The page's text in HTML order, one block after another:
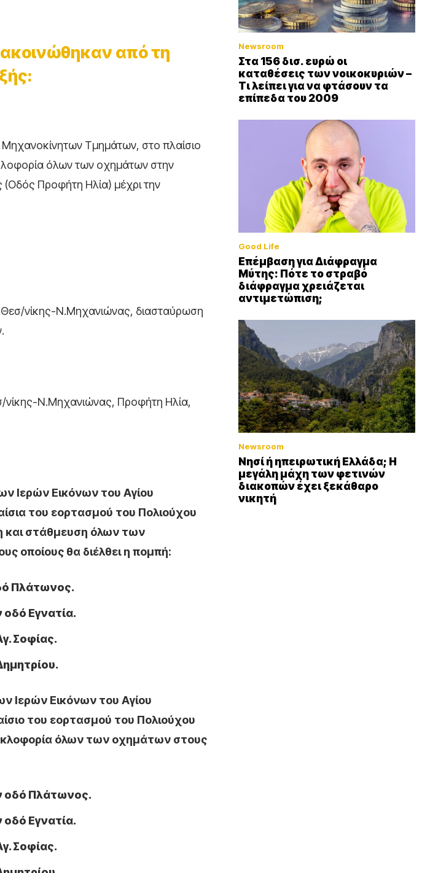
από τη
Μηχανοκίνητων Τμημάτων, στο πλαίσιο
όλων των οχημάτων στην
Προφήτη Ηλία) μέχρι την
νίκης-Ν.Μηχανιώνας, διασταύρωση
Ν.Μηχανιώνας, Προφήτη Ηλία,
Ιερών Εικόνων του Αγίου
του εορτασμού του Πολιούχου
και στάθμευση όλων των
οποίους θα διέλθει η πομπή:
Πλάτωνος.
οδό Εγνατία.
Σοφίας.
Ιερών Εικόνων του Αγίου
του εορτασμού του Πολιούχου
όλων των οχημάτων στους
οδό Πλάτωνος.
οδό Εγνατία.
Σοφίας.
Newsroom
Στα 156 δισ. ευρώ οι
καταθέσεις των νοικοκυριών –
Τι λείπει για να φτάσουν τα
επίπεδα του 2009
Good Life
Επέμβαση για Διάφραγμα
Μύτης: Πότε το στραβό
διάφραγμα χρειάζεται
αντιμετώπιση;
Newsroom
Νησί ή ηπειρωτική Ελλάδα; Η
μεγάλη μάχη των φετινών
διακοπών έχει ξεκάθαρο
νικητή